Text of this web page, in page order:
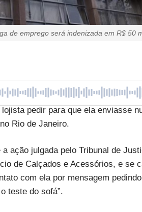
de emprego será indenizada em R$ 50
pedir para que ela enviasse
Rio de Janeiro.
ação julgada pelo Tribunal de
de Calçados e Acessórios, e se
com ela por mensagem
teste do sofá”.